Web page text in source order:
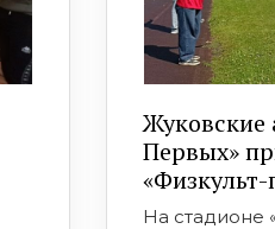
Жуковские
Первых»
«Физкульт-
На стадионе